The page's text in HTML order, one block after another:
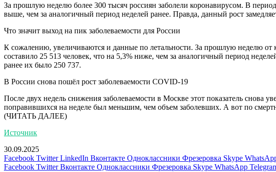
За прошлую неделю более 300 тысяч россиян заболели коронавирусом. В
выше, чем за аналогичный период неделей ранее. Правда, данный рост
Что значит выход на пик заболеваемости для России
К сожалению, увеличиваются и данные по летальности. За прошлую неделю от
составило 25 513 человек, что на 5,3% ниже, чем за аналогичный период
ранее их было 250 737.
В России снова пошёл рост заболеваемости COVID-19
После двух недель снижения заболеваемости в Москве этот показатель
поправившихся на неделе был меньшим, чем объем заболевших. А вот по
(ЧИТАТЬ ДАЛЕЕ)
Источник
30.09.2025
Facebook Twitter LinkedIn Вконтакте Одноклассники Фрезеровка Skype
Facebook Twitter Вконтакте Одноклассники Фрезеровка Skype WhatsApp